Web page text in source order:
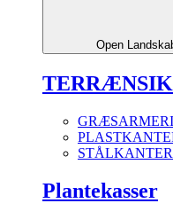
Open
STÅLKANTER
Plantekasser